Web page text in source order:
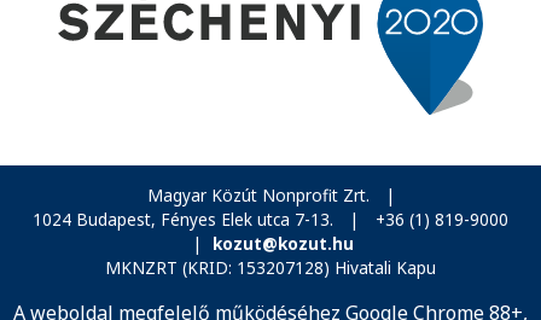
Magyar Közút Nonprofit Zrt.
|
1024 Budapest, Fényes Elek utca 7-13.
|
+36 (1) 819-9000
|
kozut@kozut.hu
MKNZRT (KRID: 153207128) Hivatali Kapu
A weboldal megfelelő működéséhez Google Chrome 88+,